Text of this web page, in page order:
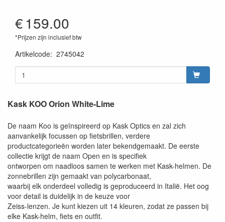
€159.00
*Prijzen zijn inclusief btw
Artikelcode: 2745042
Kask KOO Orion White-Lime
De naam Koo is geïnspireerd op Kask Optics en zal zich
aanvankelijk focussen op fietsbrillen, verdere
productcategorieën worden later bekendgemaakt. De eerste
collectie krijgt de naam Open en is specifiek
ontworpen om naadloos samen te werken met Kask-helmen. De
zonnebrillen zijn gemaakt van polycarbonaat,
waarbij elk onderdeel volledig is geproduceerd in Italië. Het oog
voor detail is duidelijk in de keuze voor
Zeiss-lenzen. Je kunt kiezen uit 14 kleuren, zodat ze passen bij
elke Kask-helm, fiets en outfit.